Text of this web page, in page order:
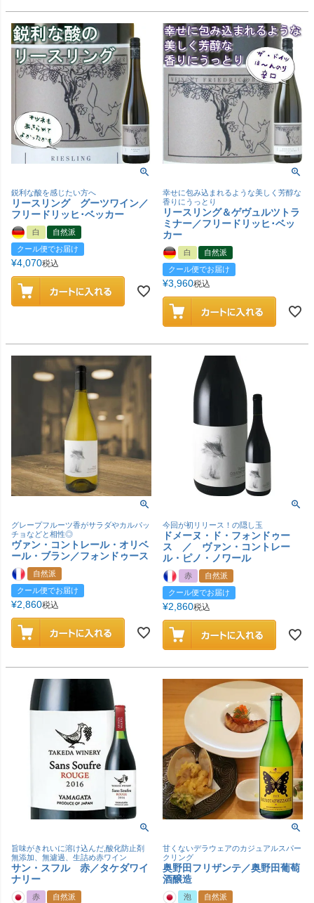
鋭利な酸を感じたい方へ
リースリング グーツワイン／
フリードリッヒ･ベッカー
白
自然派
クール便でお届け
¥4,070税込
幸せに包み込まれるような美しく芳醇な
香りにうっとり
リースリング＆ゲヴュルツトラ
ミナー／フリードリッヒ･ベッ
カー
白
自然派
クール便でお届け
¥3,960税込
グレープフルーツ香がサラダやカルパッ
チョなどと相性◎
ヴァン・コントレール・オリベ
ール・ブラン／フォンドゥース
自然派
クール便でお届け
¥2,860税込
今回が初リリース！の隠し玉
ドメーヌ・ド・フォンドゥー
ス ／ ヴァン・コントレー
ル・ピノ・ノワール
赤
自然派
クール便でお届け
¥2,860税込
旨味がきれいに溶け込んだ,酸化防止剤
無添加、無濾過、生詰め赤ワイン
サン・スフル 赤／タケダワイ
ナリー
赤 自然派
甘くないデラウェアのカジュアルスパー
クリング
奥野田フリザンテ／奥野田葡萄
酒醸造
泡 自然派